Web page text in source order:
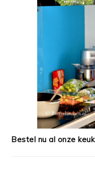
Bestel nu al onze